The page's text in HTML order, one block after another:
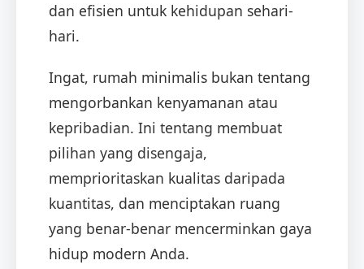
dan efisien untuk kehidupan sehari-
hari.
Ingat, rumah minimalis bukan tentang
mengorbankan kenyamanan atau
kepribadian. Ini tentang membuat
pilihan yang disengaja,
memprioritaskan kualitas daripada
kuantitas, dan menciptakan ruang
yang benar-benar mencerminkan gaya
hidup modern Anda.